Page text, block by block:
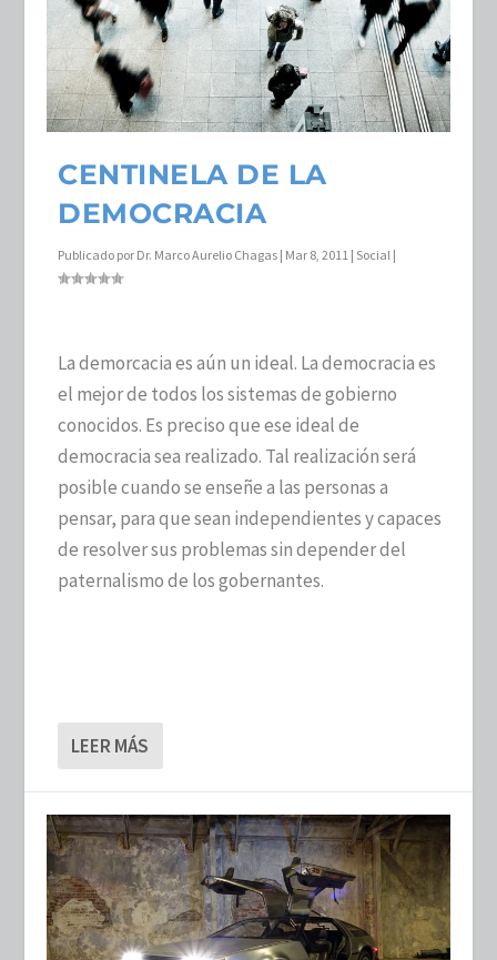
CENTINELA DE LA
DEMOCRACIA
Publicado por Dr. Marco Aurelio Chagas | Mar 8, 2011 | Social |
La demorcacia es aún un ideal. La democracia es
el mejor de todos los sistemas de gobierno
conocidos. Es preciso que ese ideal de
democracia sea realizado. Tal realización será
posible cuando se enseñe a las personas a
pensar, para que sean independientes y capaces
de resolver sus problemas sin depender del
paternalismo de los gobernantes.
LEER MÁS